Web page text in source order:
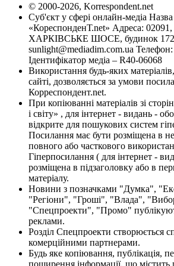
© 2000-2026, Korrespondent.net
Суб'єкт у сфері онлайн-медіа
«КореспонденТ.net» Адреса: 02091,
ХАРКІВСЬКЕ ШОСЕ, будинок 172-
sunlight@mediadim.com.ua
Ідентифікатор медіа – R40-06068
Використання будь-яких
сайті, дозволяється за умови
Корреспондент.net.
При копіюванні матеріалів зі
і світу» , для інтернет - видань -
відкрите для пошукових систем
Посилання має бути розміщена в
повного або часткового
Гіперпосилання ( для інтернет -
розміщена в підзаголовку або в
матеріалу.
Новини з позначками "Думка",
"Регіони", "Гроші", "Влада",
"Спецпроекти", "Промо"
реклами.
Розділ Спецпроекти створюється
комерційними партнерами.
Будь яке копіювання, публікація,
поширення інформації, що містить